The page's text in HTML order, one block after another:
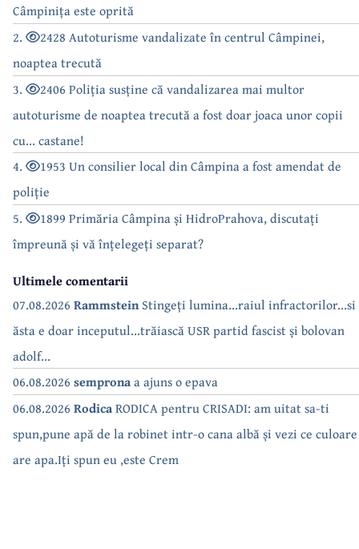
Câmpinița este oprită
2.
2428 Autoturisme vandalizate în centrul Câmpinei,
noaptea trecută
3.
2406 Poliția susține că vandalizarea mai multor
autoturisme de noaptea trecută a fost doar joaca unor copii
cu... castane!
4.
1953 Un consilier local din Câmpina a fost amendat de
poliție
5.
1899 Primăria Câmpina și HidroPrahova, discutați
împreună și vă înțelegeți separat?
Ultimele comentarii
07.08.2026 RammsteinStingeți lumina...raiul infractorilor...si
ăsta e doar inceputul...trăiască USR partid fascist și bolovan
adolf...
06.08.2026 sempronaa ajuns o epava
06.08.2026 RodicaRODICA pentru CRISADI: am uitat sa-ti
spun,pune apă de la robinet intr-o cana albă și vezi ce culoare
are apa.Iți spun eu ,este Crem